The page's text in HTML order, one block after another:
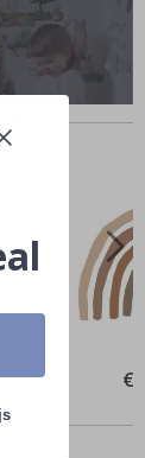
€